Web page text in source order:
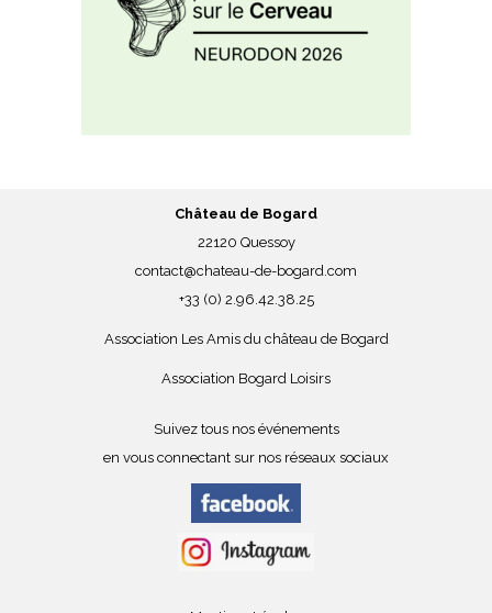
Château de Bogard
22120 Quessoy
contact@chateau-de-bogard.com
+33 (0) 2.96.42.38.25
Association Les Amis du château de Bogard
Association Bogard Loisirs
Suivez tous nos événements
en vous connectant sur nos réseaux sociaux